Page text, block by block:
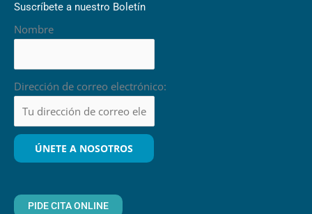
Suscríbete a nuestro Boletín
Nombre
Dirección de correo electrónico:
PIDE CITA ONLINE